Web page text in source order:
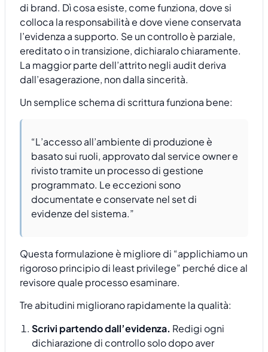
di brand. Dì cosa esiste, come funziona, dove si
colloca la responsabilità e dove viene conservata
l’evidenza a supporto. Se un controllo è parziale,
ereditato o in transizione, dichiaralo chiaramente.
La maggior parte dell’attrito negli audit deriva
dall’esagerazione, non dalla sincerità.
Un semplice schema di scrittura funziona bene:
“L’accesso all’ambiente di produzione è
basato sui ruoli, approvato dal service owner e
rivisto tramite un processo di gestione
programmato. Le eccezioni sono
documentate e conservate nel set di
evidenze del sistema.”
Questa formulazione è migliore di “applichiamo un
rigoroso principio di least privilege” perché dice al
revisore quale processo esaminare.
Tre abitudini migliorano rapidamente la qualità:
Scrivi partendo dall’evidenza. Redigi ogni
dichiarazione di controllo solo dopo aver